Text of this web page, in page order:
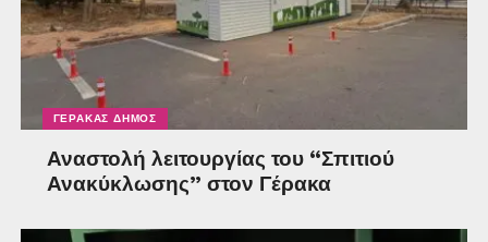
ΓΈΡΑΚΑΣ ΔΉΜΟΣ
Αναστολή λειτουργίας του “Σπιτιού
Ανακύκλωσης” στον Γέρακα